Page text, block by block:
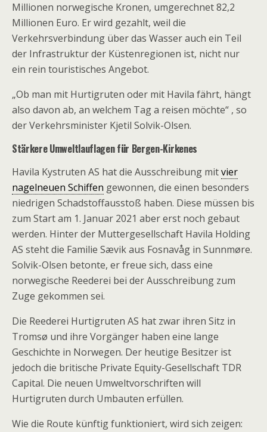
Millionen norwegische Kronen, umgerechnet 82,2
Millionen Euro. Er wird gezahlt, weil die
Verkehrsverbindung über das Wasser auch ein Teil
der Infrastruktur der Küstenregionen ist, nicht nur
ein rein touristisches Angebot.
„Ob man mit Hurtigruten oder mit Havila fährt, hängt
also davon ab, an welchem Tag a reisen möchte“ , so
der Verkehrsminister Kjetil Solvik-Olsen.
Stärkere Umweltlauflagen für Bergen-Kirkenes
Havila Kystruten AS hat die Ausschreibung mitvier
nagelneuen Schiffen gewonnen, die einen besonders
niedrigen Schadstoffausstoß haben. Diese müssen bis
zum Start am 1. Januar 2021 aber erst noch gebaut
werden. Hinter der Muttergesellschaft Havila Holding
AS steht die Familie Sævik aus Fosnavåg in Sunnmøre.
Solvik-Olsen betonte, er freue sich, dass eine
norwegische Reederei bei der Ausschreibung zum
Zuge gekommen sei.
Die Reederei Hurtigruten AS hat zwar ihren Sitz in
Tromsø und ihre Vorgänger haben eine lange
Geschichte in Norwegen. Der heutige Besitzer ist
jedoch die britische Private Equity-Gesellschaft TDR
Capital. Die neuen Umweltvorschriften will
Hurtigruten durch Umbauten erfüllen.
Wie die Route künftig funktioniert, wird sich zeigen: